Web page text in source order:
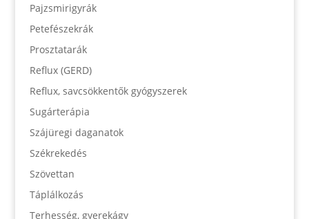
Pajzsmirigyrák
Petefészekrák
Prosztatarák
Reflux (GERD)
Reflux, savcsökkentők gyógyszerek
Sugárterápia
Szájüregi daganatok
Székrekedés
Szövettan
Táplálkozás
Terhesség, gyerekágy